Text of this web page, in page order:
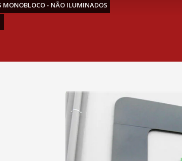
MONOBLOCO - NÃO ILUMINADOS